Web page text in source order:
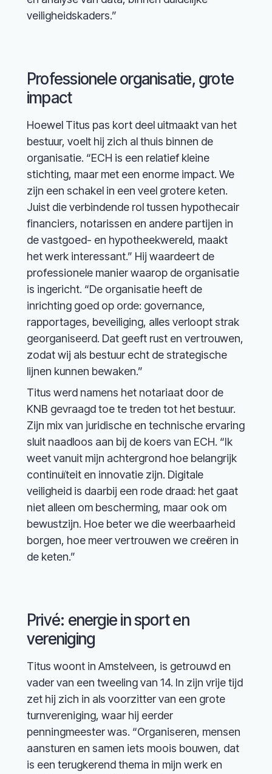
veiligheidskaders.”
Professionele organisatie, grote
impact
Hoewel Titus pas kort deel uitmaakt van het
bestuur, voelt hij zich al thuis binnen de
organisatie. “ECH is een relatief kleine
stichting, maar met een enorme impact. We
zijn een schakel in een veel grotere keten.
Juist die verbindende rol tussen hypothecair
financiers, notarissen en andere partijen in
de vastgoed- en hypotheekwereld, maakt
het werk interessant.” Hij waardeert de
professionele manier waarop de organisatie
is ingericht. “De organisatie heeft de
inrichting goed op orde: governance,
rapportages, beveiliging, alles verloopt strak
georganiseerd. Dat geeft rust en vertrouwen,
zodat wij als bestuur echt de strategische
lijnen kunnen bewaken.”
Titus werd namens het notariaat door de
KNB gevraagd toe te treden tot het bestuur.
Zijn mix van juridische en technische ervaring
sluit naadloos aan bij de koers van ECH. “Ik
weet vanuit mijn achtergrond hoe belangrijk
continuïteit en innovatie zijn. Digitale
veiligheid is daarbij een rode draad: het gaat
niet alleen om bescherming, maar ook om
bewustzijn. Hoe beter we die weerbaarheid
borgen, hoe meer vertrouwen we creëren in
de keten.”
Privé: energie in sport en
vereniging
Titus woont in Amstelveen, is getrouwd en
vader van een tweeling van 14. In zijn vrije tijd
zet hij zich in als voorzitter van een grote
turnvereniging, waar hij eerder
penningmeester was. “Organiseren, mensen
aansturen en samen iets moois bouwen, dat
is een terugkerend thema in mijn werk en